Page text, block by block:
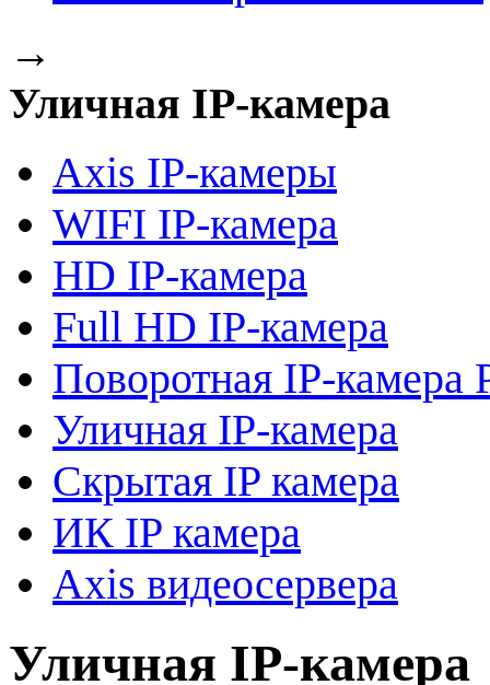
→
Уличная IP-камера
Axis IP-камеры
WIFI IP-камера
HD IP-камера
Full HD IP-камера
Поворотная IP-камера
Уличная IP-камера
Скрытая IP камера
ИК IP камера
Axis видеосервера
Уличная IP-камера